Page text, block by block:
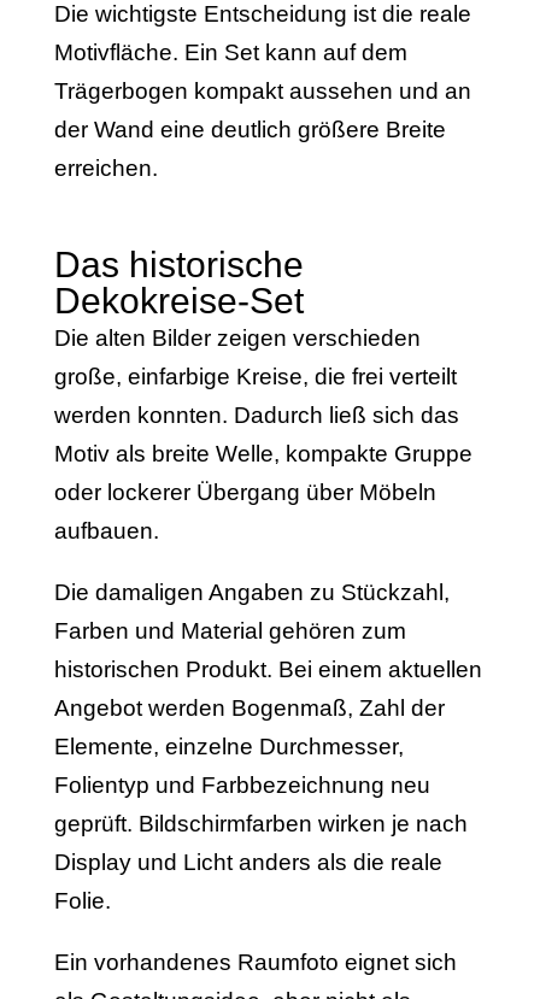
Die wichtigste Entscheidung ist die reale
Motivfläche. Ein Set kann auf dem
Trägerbogen kompakt aussehen und an
der Wand eine deutlich größere Breite
erreichen.
Das historische
Dekokreise-Set
Die alten Bilder zeigen verschieden
große, einfarbige Kreise, die frei verteilt
werden konnten. Dadurch ließ sich das
Motiv als breite Welle, kompakte Gruppe
oder lockerer Übergang über Möbeln
aufbauen.
Die damaligen Angaben zu Stückzahl,
Farben und Material gehören zum
historischen Produkt. Bei einem aktuellen
Angebot werden Bogenmaß, Zahl der
Elemente, einzelne Durchmesser,
Folientyp und Farbbezeichnung neu
geprüft. Bildschirmfarben wirken je nach
Display und Licht anders als die reale
Folie.
Ein vorhandenes Raumfoto eignet sich